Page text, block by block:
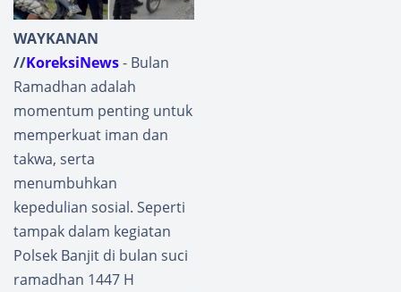
WAYKANAN
//KoreksiNews- Bulan
Ramadhan adalah
momentum penting untuk
memperkuat iman dan
takwa, serta
menumbuhkan
kepedulian sosial. Seperti
tampak dalam kegiatan
Polsek Banjit di bulan suci
ramadhan 1447 H